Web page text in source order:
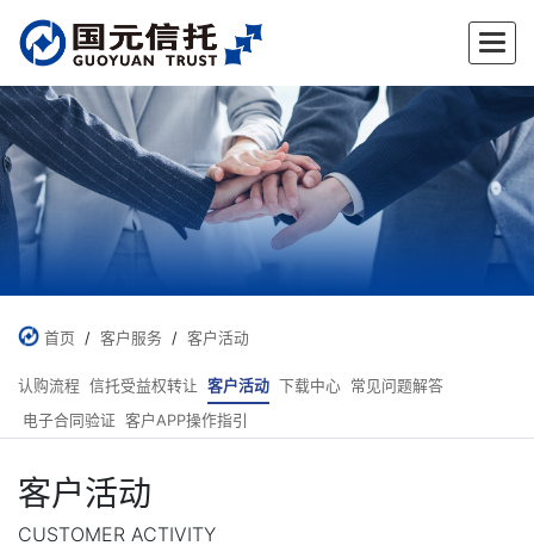
首页 / 客户服务 / 客户活动
认购流程 信托受益权转让 客户活动 下载中心 常见问题解答
电子合同验证 客户APP操作指引
客户活动
CUSTOMER ACTIVITY